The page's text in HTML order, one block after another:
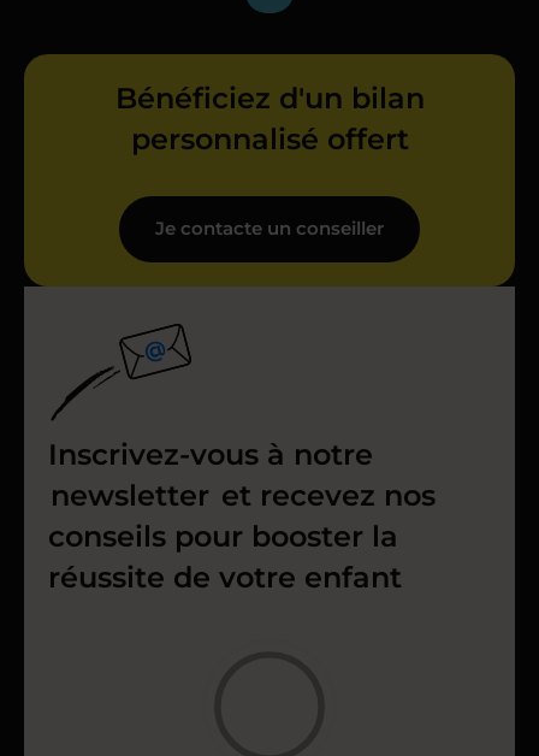
Bénéficiez d'un bilan
personnalisé offert
Je contacte un conseiller
Inscrivez-vous à notre
newsletter et recevez nos
conseils pour booster la
réussite de votre enfant